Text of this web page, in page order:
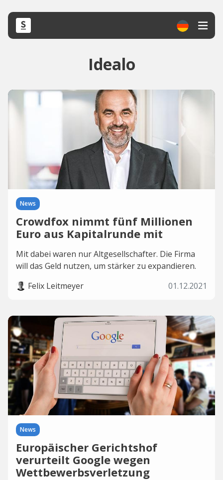
Idealo
News
Crowdfox nimmt fünf Millionen
Euro aus Kapitalrunde mit
Mit dabei waren nur Altgesellschafter. Die Firma
will das Geld nutzen, um stärker zu expandieren.
Felix Leitmeyer
01.12.2021
News
Europäischer Gerichtshof
verurteilt Google wegen
Wettbewerbsverletzung